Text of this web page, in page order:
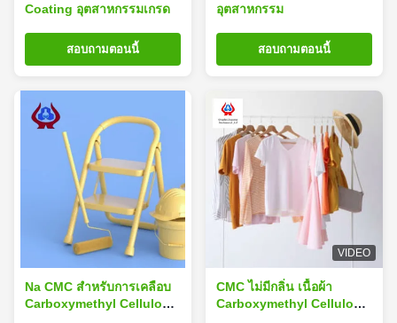
Coating อุตสาหกรรมเกรด
สอบถามตอนนี้
อุตสาหกรรม
สอบถามตอนนี้
Na CMC สําหรับการเคลือบ
Carboxymethyl Cellulose
VIDEO
CMC ไม่มีกลิ่น เนื้อผ้า
Carboxymethyl Cellulose